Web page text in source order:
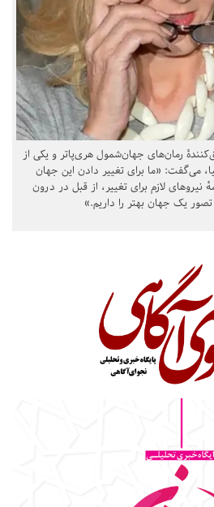
رمان‌های جهان‌شمول هری‌پاتر و یکی از
می‌گفت: «ما برای تغییر دادن این جهان
نیروهای لازم برای تغییر، از قبل در درون
یک جهان بهتر را داریم.»